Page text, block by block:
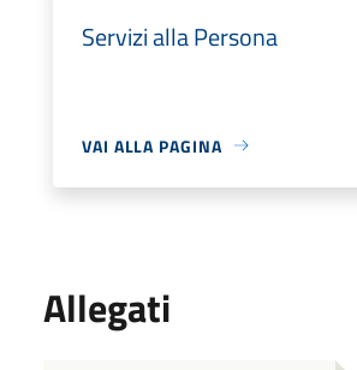
Servizi alla Persona
VAI ALLA PAGINA
Allegati